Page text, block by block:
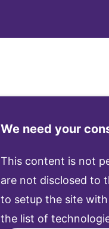
We need your
This content is not
are not disclosed to
to setup the site
the list of